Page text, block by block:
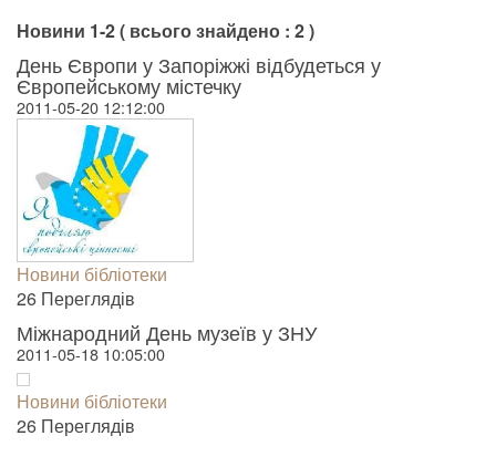
Новини 1-2 ( всього знайдено : 2 )
День Європи у Запоріжжі відбудеться у
Європейському містечку
2011-05-20 12:12:00
Новини бібліотеки
26 Пере­гля­дів
Міжнародний День музеїв у ЗНУ
2011-05-18 10:05:00
Новини бібліотеки
26 Пере­гля­дів